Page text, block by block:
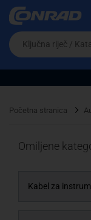
Ova postavka
cijene vašim
Da
biste
potražili
proizvod,
unesite
riječ,
EAN
Početna stranica
Omiljene
Kabel za